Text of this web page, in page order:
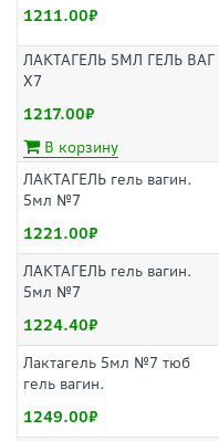
1211.00
ЛАКТАГЕЛЬ 5МЛ ГЕЛЬ ВАГ
Х7
1217.00
В корзину
ЛАКТАГЕЛЬ гель вагин.
5мл №7
1221.00
ЛАКТАГЕЛЬ гель вагин.
5мл №7
1224.40
Лактагель 5мл №7 тюб
гель вагин.
1249.00